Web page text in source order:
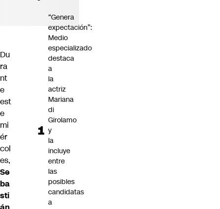
Du
ra
nt
e
est
e
mi
ér
col
es,
Se
ba
sti
“Genera
expectación”:
Medio
especializado
destaca
a
la
actriz
Mariana
di
Girolamo
y
la
incluye
entre
las
posibles
candidatas
a